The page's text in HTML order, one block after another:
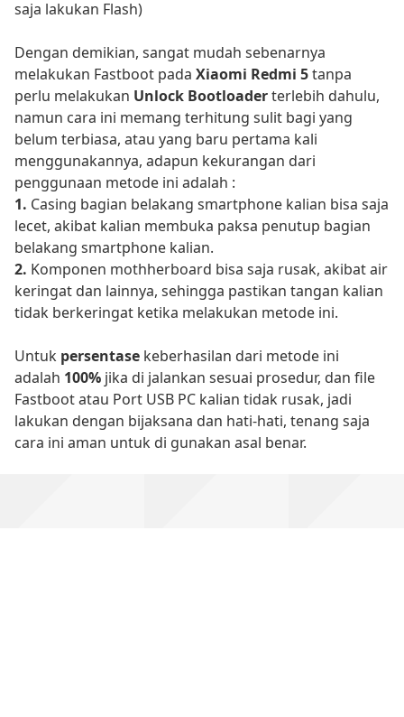
saja lakukan Flash)
Dengan demikian, sangat mudah sebenarnya
melakukan Fastboot pada Xiaomi Redmi 5tanpa
perlu melakukan Unlock Bootloaderterlebih dahulu,
namun cara ini memang terhitung sulit bagi yang
belum terbiasa, atau yang baru pertama kali
menggunakannya, adapun kekurangan dari
penggunaan metode ini adalah :
1. Casing bagian belakang smartphone kalian bisa saja
lecet, akibat kalian membuka paksa penutup bagian
belakang smartphone kalian.
2. Komponen mothherboard bisa saja rusak, akibat air
keringat dan lainnya, sehingga pastikan tangan kalian
tidak berkeringat ketika melakukan metode ini.
Untuk persentase keberhasilan dari metode ini
adalah 100% jika di jalankan sesuai prosedur, dan file
Fastboot atau Port USB PC kalian tidak rusak, jadi
lakukan dengan bijaksana dan hati-hati, tenang saja
cara ini aman untuk di gunakan asal benar.